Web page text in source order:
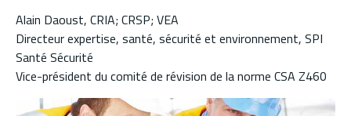
Alain Daoust, CRIA; CRSP; VEA
Directeur expertise, santé, sécurité et environnement, SPI
Santé Sécurité
Vice-président du comité de révision de la norme CSA Z460